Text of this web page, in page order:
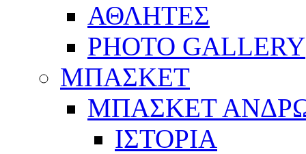
ΑΘΛΗΤΕΣ
PHOTO GALLERY
ΜΠΑΣΚΕΤ
ΜΠΑΣΚΕΤ
ΙΣΤΟΡΙΑ